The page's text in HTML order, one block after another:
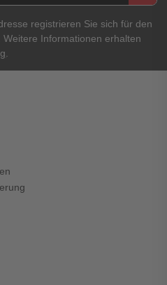
registrieren Sie sich für den
Informationen erhalten